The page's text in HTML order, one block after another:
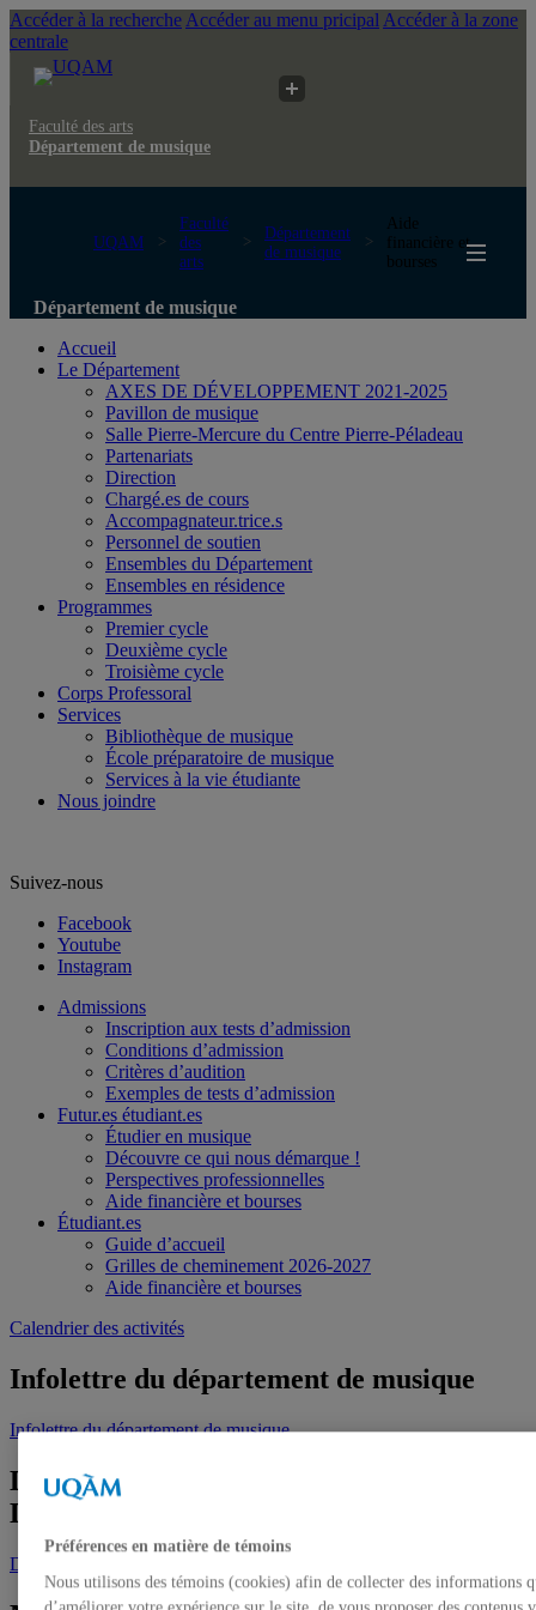
Accéder à la recherche Accéder au menu pricipal Accéder à la zone
centrale
Faculté des arts
Département de musique
UQAM
Faculté
des
arts
Département
de musique
Aide
financière et
bourses
Département de musique
Accueil
Le Département
AXES DE DÉVELOPPEMENT 2021-2025
Pavillon de musique
Salle Pierre-Mercure du Centre Pierre-Péladeau
Partenariats
Direction
Chargé.es de cours
Accompagnateur.trice.s
Personnel de soutien
Ensembles du Département
Ensembles en résidence
Programmes
Premier cycle
Deuxième cycle
Troisième cycle
Corps Professoral
Services
Bibliothèque de musique
École préparatoire de musique
Services à la vie étudiante
Nous joindre
Suivez-nous
Facebook
Youtube
Instagram
Admissions
Inscription aux tests d’admission
Conditions d’admission
Critères d’audition
Exemples de tests d’admission
Futur.es étudiant.es
Étudier en musique
Découvre ce qui nous démarque !
Perspectives professionnelles
Aide financière et bourses
Étudiant.es
Guide d’accueil
Grilles de cheminement 2026-2027
Aide financière et bourses
Calendrier des activités
Infolettre du département de musique
Infolettre du département de musique
Découvrez la communauté du
Département
Découvrez la communauté du Département
Préférences en matière de témoins
Nous utilisons des témoins (cookies) afin de collecter des informations